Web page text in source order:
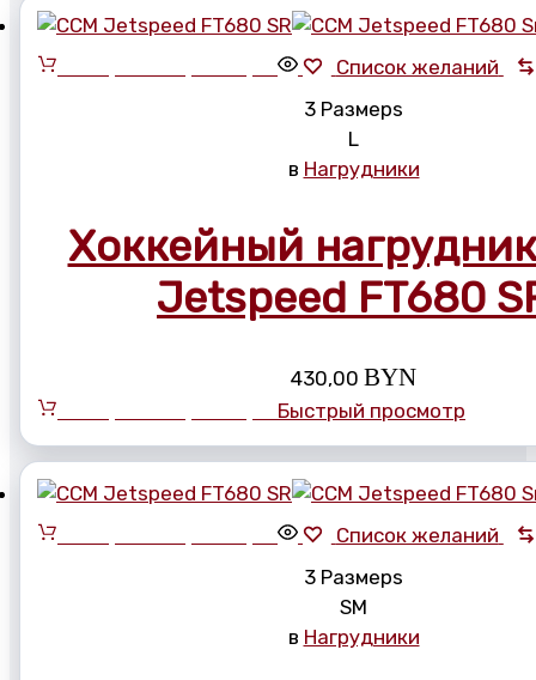
Список желаний
3 Размерs
L
в Нагрудники
Хоккейный
Jetspeed FT680
430,00 BYN
Быстрый просмотр
Список желаний
3 Размерs
SM
в Нагрудники